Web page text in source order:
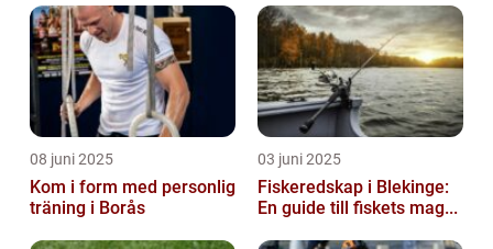
08 juni 2025
Kom i form med personlig
träning i Borås
03 juni 2025
Fiskeredskap i Blekinge:
En guide till fiskets mag...